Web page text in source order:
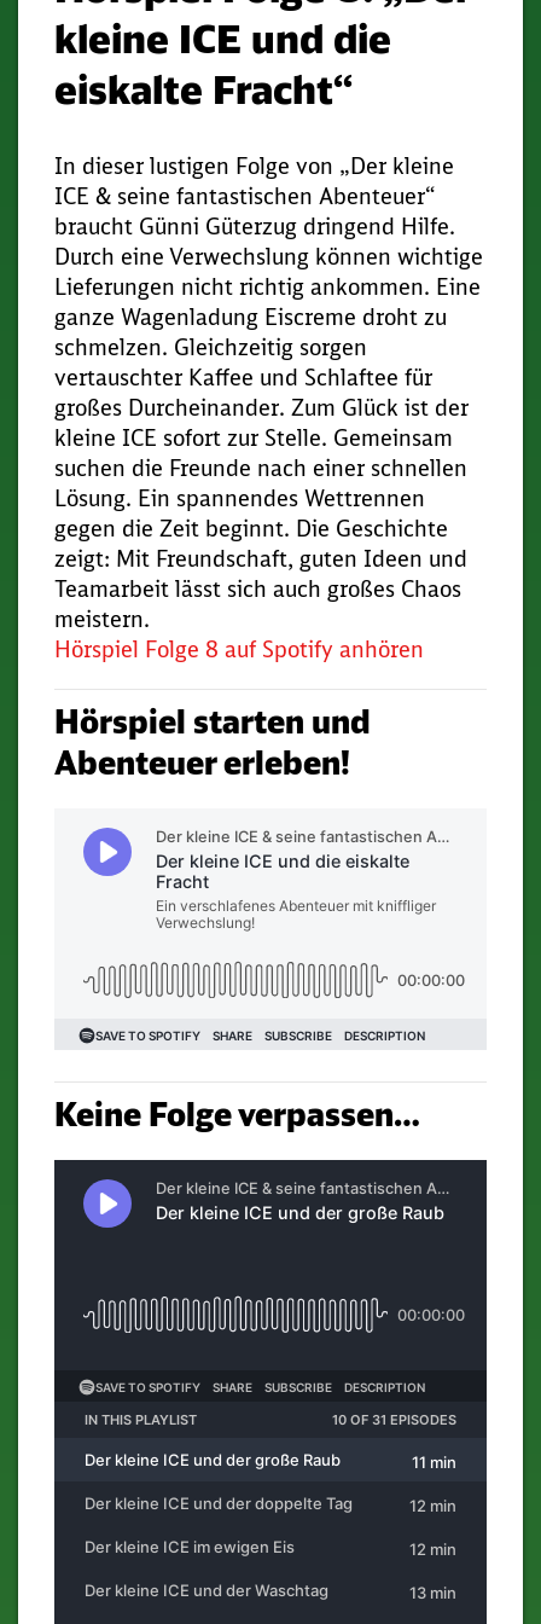
kleine ICE und die
eiskalte Fracht“
In dieser lustigen Folge von „Der kleine
ICE & seine fantastischen Abenteuer“
braucht Günni Güterzug dringend Hilfe.
Durch eine Verwechslung können wichtige
Lieferungen nicht richtig ankommen. Eine
ganze Wagenladung Eiscreme droht zu
schmelzen. Gleichzeitig sorgen
vertauschter Kaffee und Schlaftee für
großes Durcheinander. Zum Glück ist der
kleine ICE sofort zur Stelle. Gemeinsam
suchen die Freunde nach einer schnellen
Lösung. Ein spannendes Wettrennen
gegen die Zeit beginnt. Die Geschichte
zeigt: Mit Freundschaft, guten Ideen und
Teamarbeit lässt sich auch großes Chaos
meistern.
Hörspiel Folge 8 auf Spotify anhören
Hörspiel starten und
Abenteuer erleben!
Keine Folge verpassen…